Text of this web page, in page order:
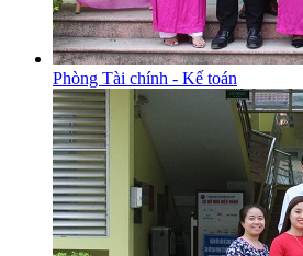
Phòng Tài chính - Kế toán